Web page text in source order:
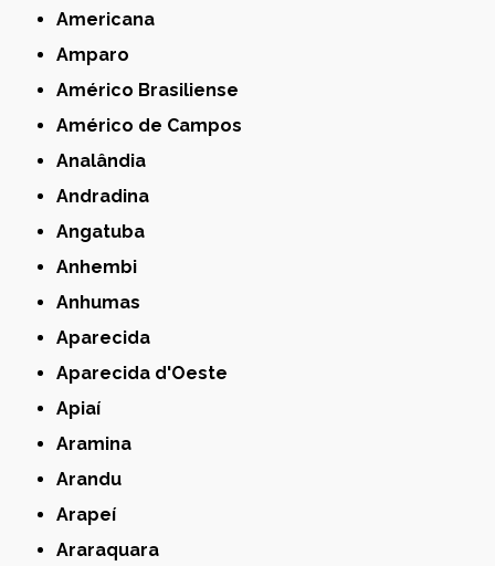
Americana
Amparo
Américo Brasiliense
Américo de Campos
Analândia
Andradina
Angatuba
Anhembi
Anhumas
Aparecida
Aparecida d'Oeste
Apiaí
Aramina
Arandu
Arapeí
Araraquara